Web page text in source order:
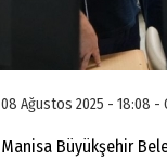
08 Ağustos 2025 - 18:08 -
Manisa Büyükşehir